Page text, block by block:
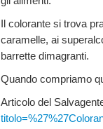
Il colorante si trova
caramelle, ai
barrette dimagranti.
Quando compriamo
Articolo del